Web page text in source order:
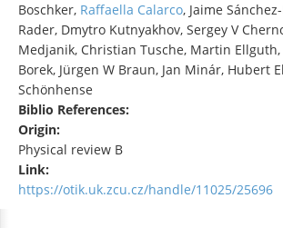
Boschker, Raffaella Calarco, Jaime
Rader, Dmytro Kutnyakhov, Sergey V
Medjanik, Christian Tusche, Martin Ellguth,
Borek, Jürgen W Braun, Jan Minár, Hubert
Schönhense
Biblio References:
Origin:
Physical review B
Link:
https://otik.uk.zcu.cz/handle/11025/25696